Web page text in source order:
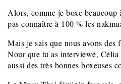
Alors, comme je boxe beaucoup
pas connaître à 100 % les
Mais je sais que nous avons des
Nour que tu as interviewé, Célia
aussi des très bonnes boxeuses